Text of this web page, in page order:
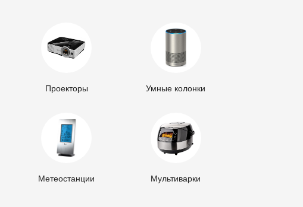
Проекторы Умные колонки
Метеостанции Мультиварки